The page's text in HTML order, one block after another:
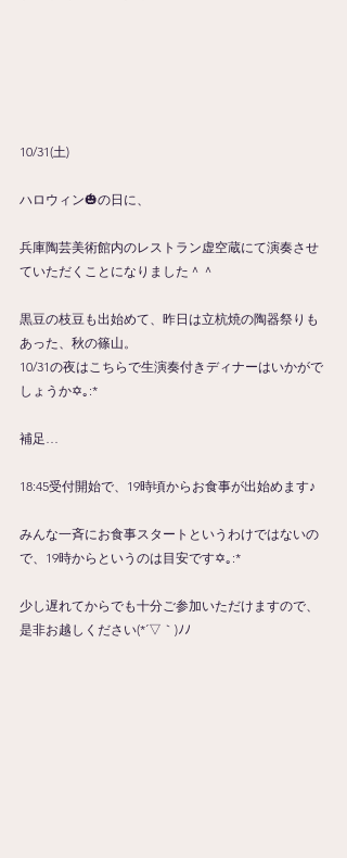
10/31(土)
ハロウィン🎃の日に、
兵庫陶芸美術館内のレストラン虚空蔵にて演奏させ
ていただくことになりました＾＾
黒豆の枝豆も出始めて、昨日は立杭焼の陶器祭りも
あった、秋の篠山。
10/31の夜はこちらで生演奏付きディナーはいかがで
しょうか✡｡:*
補足…
18:45受付開始で、19時頃からお食事が出始めます♪
みんな一斉にお食事スタートというわけではないの
で、19時からというのは目安です✡｡:*
少し遅れてからでも十分ご参加いただけますので、
是非お越しください(*´▽｀)ﾉﾉ